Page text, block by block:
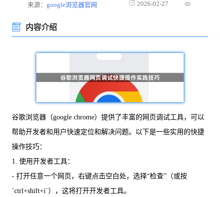
来源：google浏览器官网 2026-02-27
内容介绍
谷歌浏览器（google chrome）提供了丰富的网页调试工具，可以
帮助开发者和用户快速定位和解决问题。以下是一些实用的快捷
操作技巧：
1. 使用开发者工具：
- 打开任意一个网页，右键点击空白处，选择“检查”（或按
`ctrl+shift+i`），这将打开开发者工具。